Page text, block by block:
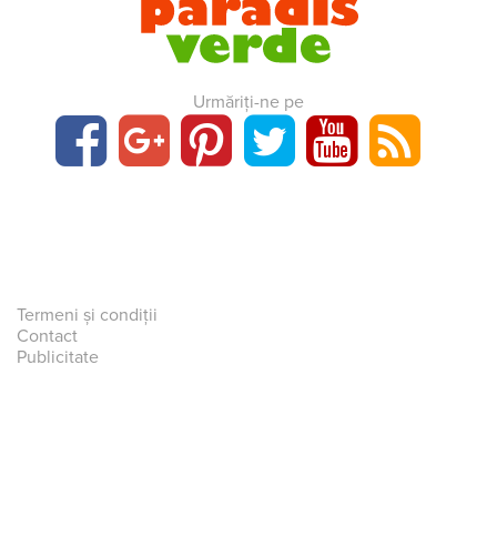
Urmăriți-ne pe
Termeni și condiții
Contact
Publicitate